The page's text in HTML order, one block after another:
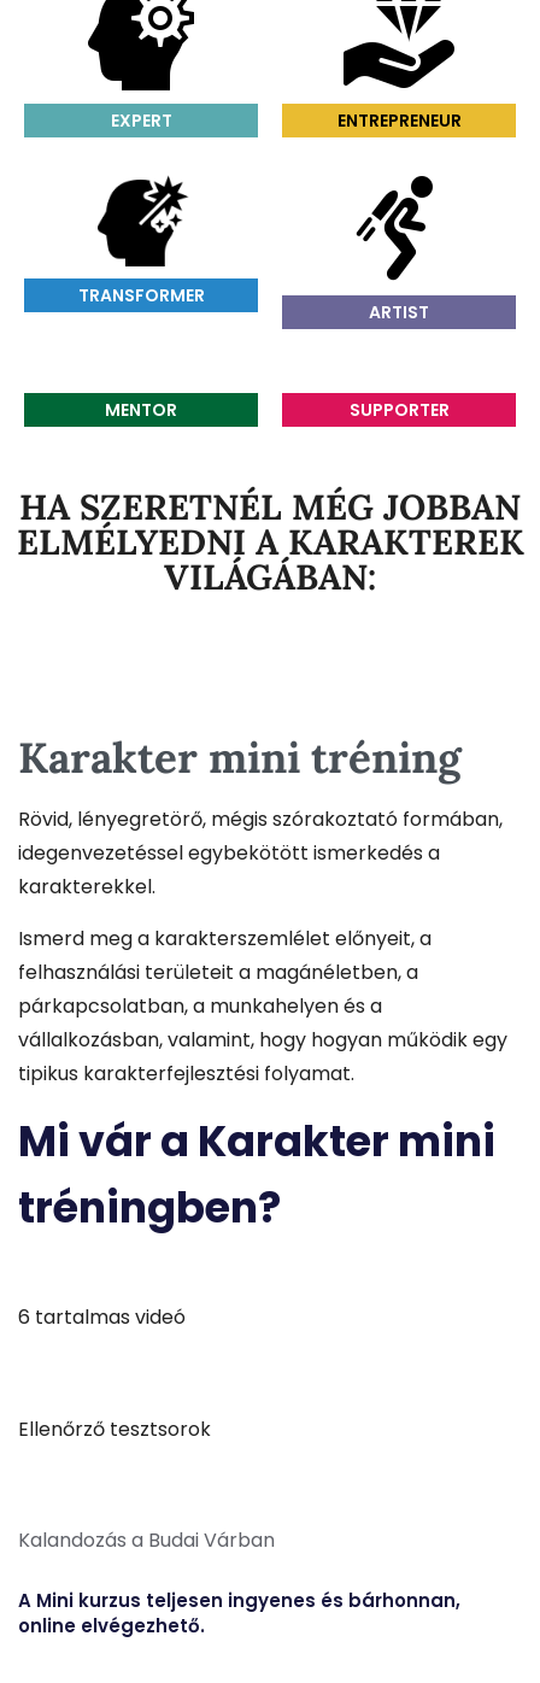
EXPERT ENTREPRENEUR
TRANSFORMER
ARTIST
MENTOR SUPPORTER
HA SZERETNÉL MÉG JOBBAN
ELMÉLYEDNI A KARAKTEREK
VILÁGÁBAN:
Karakter mini tréning
Rövid, lényegretörő, mégis szórakoztató formában,
idegenvezetéssel egybekötött ismerkedés a
karakterekkel.
Ismerd meg a karakterszemlélet előnyeit, a
felhasználási területeit a magánéletben, a
párkapcsolatban, a munkahelyen és a
vállalkozásban, valamint, hogy hogyan működik egy
tipikus karakterfejlesztési folyamat.
Mi vár a Karakter mini
tréningben?
6 tartalmas videó
Ellenőrző tesztsorok
Kalandozás a Budai Várban
A Mini kurzus teljesen ingyenes és bárhonnan,
online elvégezhető.